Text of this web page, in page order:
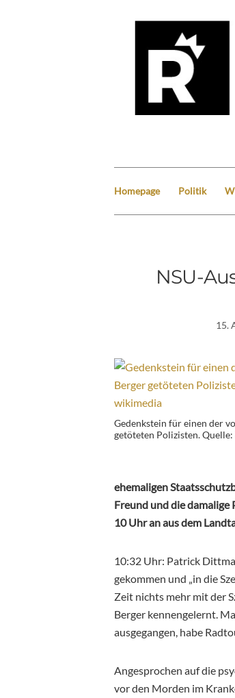
Homepage Politik
NSU-
15.
Gedenkstein für einen der
getöteten Polizisten.
ehemaligen
Freund und die
10 Uhr an aus dem
10:32 Uhr: Patrick
gekommen und „in die
Zeit nichts mehr mit der
Berger kennengelernt.
ausgegangen, habe
Angesprochen auf die
vor den Morden im